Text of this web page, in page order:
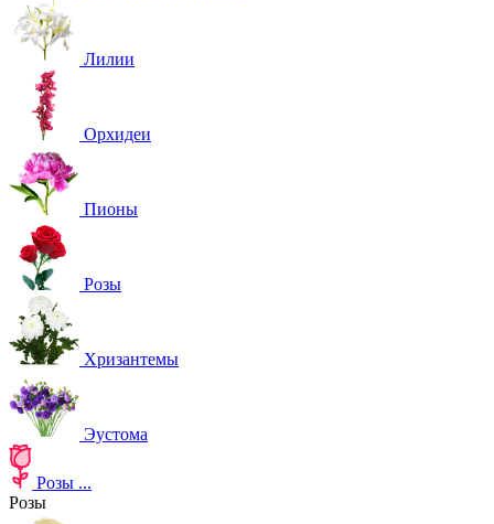
Лилии
Орхидеи
Пионы
Розы
Хризантемы
Эустома
Розы ...
Розы